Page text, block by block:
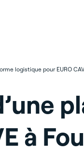
logistique pour EURO
à